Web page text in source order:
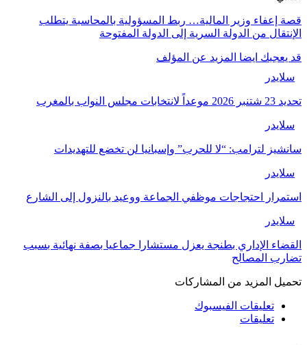
إعفاء وزير المالية… ربط المسؤولية بالمحاسبة يتطلب
من الدولة السرية إلى الدولة المفتوحة
يعجبك ايضا المزيد عن المؤلف
سلايدر
شتنبر 2026 موعداً لانتخابات مجلس النواب بالمغرب
سلايدر
لترامب: “لا للحرب” وإسبانيا لن تخضع للتهديدات
سلايدر
احتجاجات موظفي الجماعة ووعيد بالنزول إلى الشارع
سلايدر
الإداري بطنجة يعزل مستشارا جماعيا بصفة نهائية بسبب
المصالح
المزيد من المشاركات
تعليقات الفيسبوك
تعليقات